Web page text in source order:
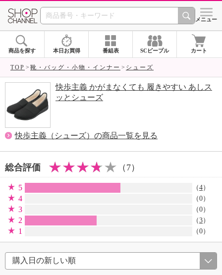
SHOP CHANNEL シメニュー
商品を探す 本日お買得 番組表 SCピープル カート
TOP 靴・バッグ・小物・インナー シューズ
快歩主義 かがまなくても 履きやすい あしス
ッとシューズ
快歩主義（シューズ）の商品一覧を見る
総合評価 （7）
5 （4）
4 （0）
3 （0）
2 （3）
1 （0）